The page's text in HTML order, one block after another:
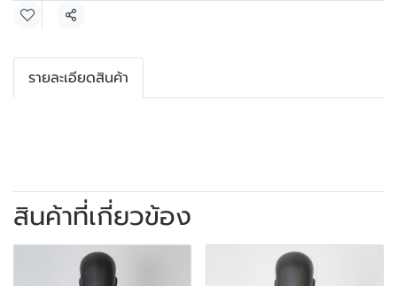
แชร์
รายละเอียดสินค้า
สินค้าที่เกี่ยวข้อง